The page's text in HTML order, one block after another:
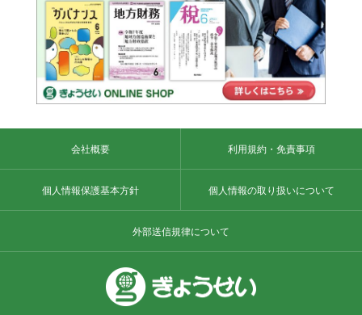
会社概要 利用規約・免責事項
個人情報保護基本方針 個人情報の取り扱いについて
外部送信規律について